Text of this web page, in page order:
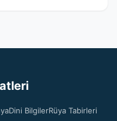
Dini BilgilerRüya Tabirleri